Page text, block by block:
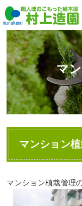
Home > マンション植
マ
マンション
マンション植栽管理